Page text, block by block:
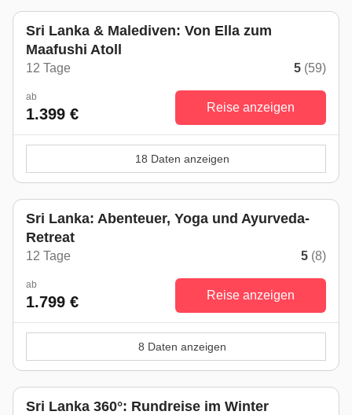
Sri Lanka & Malediven: Von Ella zum
Maafushi Atoll
12 Tage 5 (59)
ab
1.399 € Reise anzeigen
18 Daten anzeigen
Sri Lanka: Abenteuer, Yoga und Ayurveda-
Retreat
12 Tage 5 (8)
ab
1.799 € Reise anzeigen
8 Daten anzeigen
Sri Lanka 360°: Rundreise im Winter